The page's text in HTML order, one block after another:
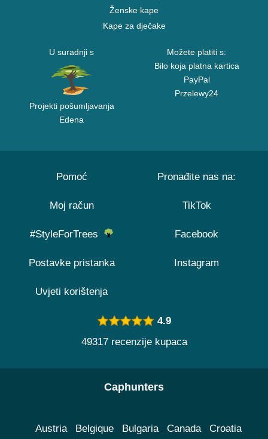
Ženske kape
Kape za dječake
U suradnji s
Projekti pošumljavanja
Edena
Možete platiti s:
Bilo koja platna kartica
PayPal
Przelewy24
Pomoć
Moj račun
#StyleForTrees
Postavke pristanka
Uvjeti korištenja
Pronađite nas na:
TikTok
Facebook
Instagram
4.9
49317 recenzije kupaca
Caphunters
Austria Belgique Bulgaria Canada Croatia